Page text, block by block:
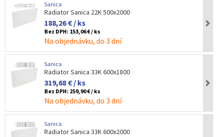
Sanica
Radiator Sanica 22K 500x2000
188,26 € / ks
Bez DPH: 153,06 € / ks
Na objednávku, do 3 dní
Sanica
Radiator Sanica 33K 600x1800
319,68 € / ks
Bez DPH: 259,90 € / ks
Na objednávku, do 3 dní
Sanica
Radiator Sanica 33K 600x2000